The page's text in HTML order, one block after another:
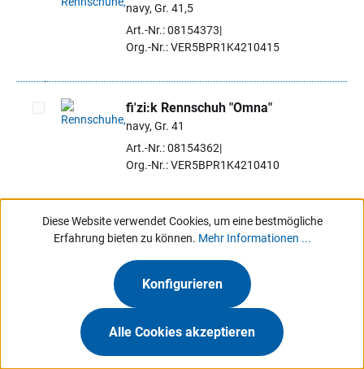
Artikel auswählen
navy, Gr. 41,5
Art.-Nr.: 08154373
Org.-Nr.: VER5BPR1K4210415
Artikel auswählen
fi'zi:k Rennschuh "Omna"
navy, Gr. 41
Art.-Nr.: 08154362
Org.-Nr.: VER5BPR1K4210410
Artikel auswählen
fi'zi:k Rennschuh "Omna"
navy, Gr. 42,5
Art.-Nr.: 08154395
Org.-Nr.: VER5BPR1K4210425
fi'zi:k Rennschuh "Omna"
Diese Website verwendet Cookies, um eine bestmögliche
Erfahrung bieten zu können. Mehr Informationen ...
Konfigurieren
Alle Cookies akzeptieren